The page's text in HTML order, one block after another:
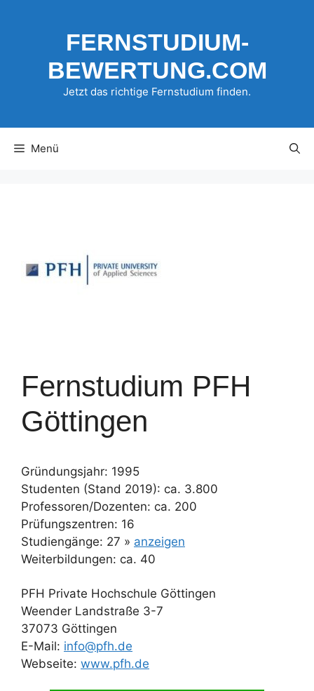
FERNSTUDIUM-
BEWERTUNG.COM
Jetzt das richtige Fernstudium finden.
Menü
Fernstudium PFH
Göttingen
Gründungsjahr: 1995
Studenten (Stand 2019): ca. 3.800
Professoren/Dozenten: ca. 200
Prüfungszentren: 16
Studiengänge: 27 » anzeigen
Weiterbildungen: ca. 40
PFH Private Hochschule Göttingen
Weender Landstraße 3-7
37073 Göttingen
E-Mail: info@pfh.de
Webseite: www.pfh.de